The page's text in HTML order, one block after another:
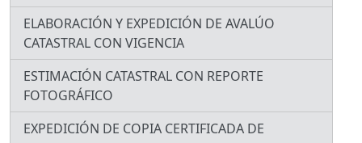
ELABORACIÓN Y EXPEDICIÓN DE AVALÚO
CATASTRAL CON VIGENCIA
ESTIMACIÓN CATASTRAL CON REPORTE
FOTOGRÁFICO
EXPEDICIÓN DE COPIA CERTIFICADA DE